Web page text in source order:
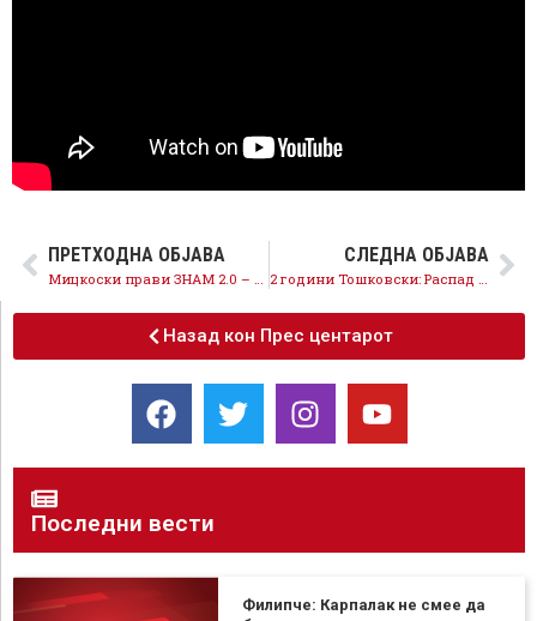
ПРЕТХОДНА ОБЈАВА
Мицкоски прави ЗНАМ 2.0 – Театар со караван додека се делат тендери
СЛЕДНА ОБЈАВА
2 години Тошковски: Распад на безбедносниот систем, партизација, заштита на криминалци и шпионирање на граѓаните
Назад кон Прес центарот
Последни вести
Филипче: Карпалак не смее да